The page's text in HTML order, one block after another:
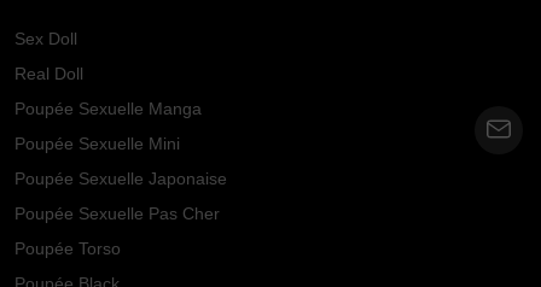
Sex Doll
Real Doll
Poupée Sexuelle Manga
Poupée Sexuelle Mini
Poupée Sexuelle Japonaise
Poupée Sexuelle Pas Cher
Poupée Torso